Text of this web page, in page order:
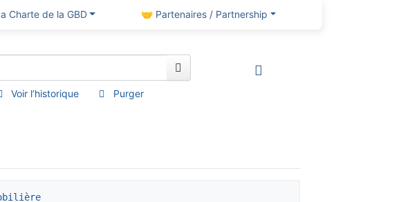
Charte de la GBD 🤝 Partenaires / Partnership
Voir l’historique Purger